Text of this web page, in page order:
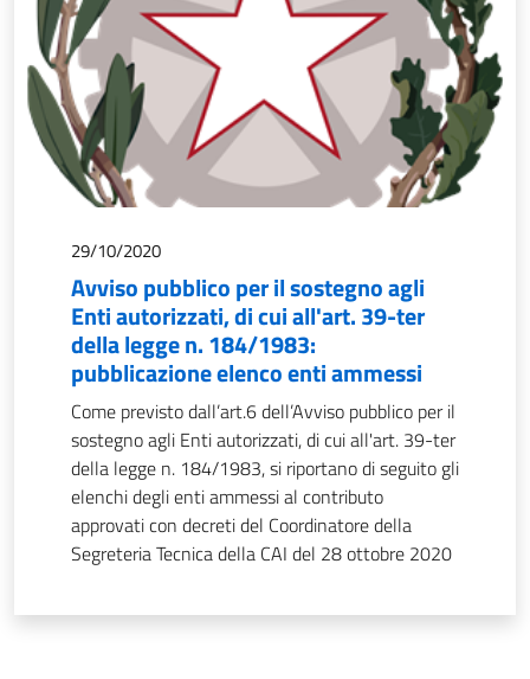
29/10/2020
Avviso pubblico per il sostegno agli
Enti autorizzati, di cui all'art. 39-ter
della legge n. 184/1983:
pubblicazione elenco enti ammessi
Come previsto dall’art.6 dell’Avviso pubblico per il
sostegno agli Enti autorizzati, di cui all'art. 39-ter
della legge n. 184/1983, si riportano di seguito gli
elenchi degli enti ammessi al contributo
approvati con decreti del Coordinatore della
Segreteria Tecnica della CAI del 28 ottobre 2020